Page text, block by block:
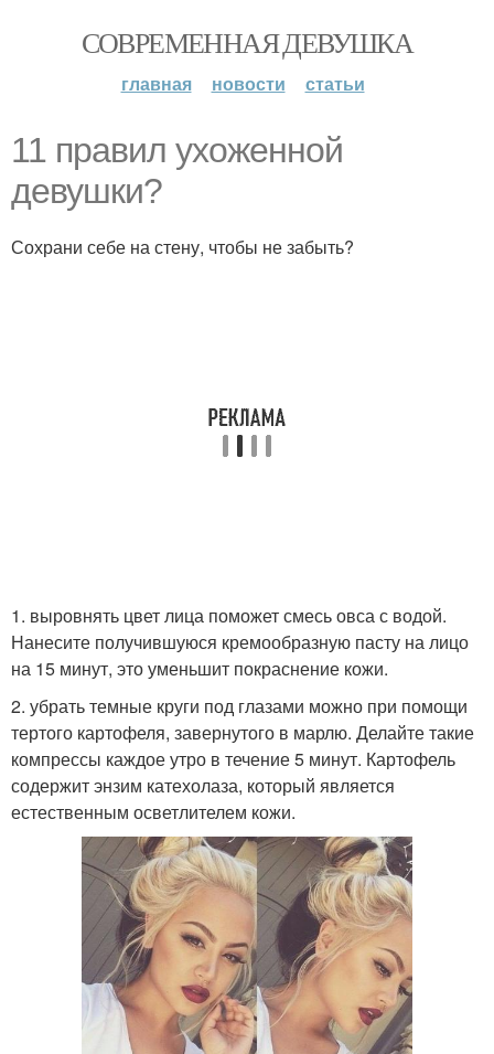
СОВРЕМЕННАЯ ДЕВУШКА
главная новости статьи
11 правил ухоженной
девушки?
Сохрани себе на стену, чтобы не забыть?
1. выровнять цвет лица поможет смесь овса с водой.
Нанесите получившуюся кремообразную пасту на лицо
на 15 минут, это уменьшит покраснение кожи.
2. убрать темные круги под глазами можно при помощи
тертого картофеля, завернутого в марлю. Делайте такие
компрессы каждое утро в течение 5 минут. Картофель
содержит энзим катехолаза, который является
естественным осветлителем кожи.